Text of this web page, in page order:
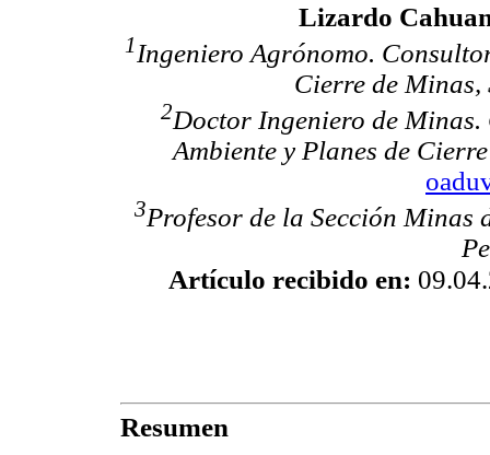
Lizardo
1 Ingeniero Agrónomo.
Cierre de Minas,
2Doctor Ingeniero de
Ambiente y Planes de
3Profesor de la Sección
Artículo recibido en:
Resumen